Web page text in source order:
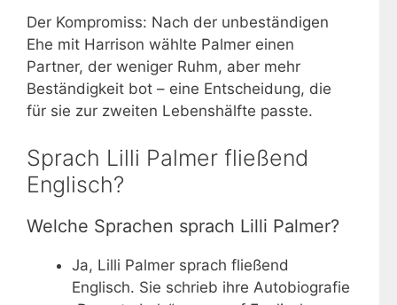
Der Kompromiss: Nach der unbeständigen
Ehe mit Harrison wählte Palmer einen
Partner, der weniger Ruhm, aber mehr
Beständigkeit bot – eine Entscheidung, die
für sie zur zweiten Lebenshälfte passte.
Sprach Lilli Palmer fließend
Englisch?
Welche Sprachen sprach Lilli Palmer?
Ja, Lilli Palmer sprach fließend
Englisch. Sie schrieb ihre Autobiografie